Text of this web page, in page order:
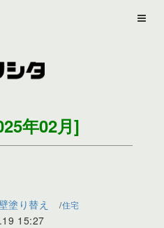
年02月]
り替え
住宅
15:27